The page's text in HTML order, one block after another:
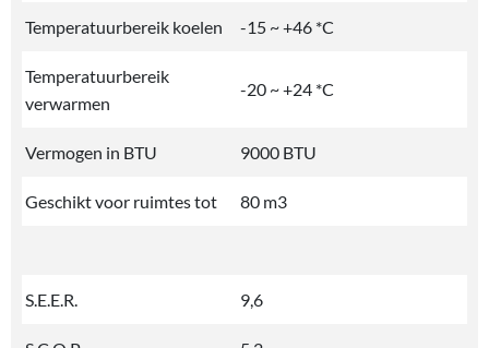
Temperatuurbereik koelen -15 ~ +46 *C
Temperatuurbereik
verwarmen
-20 ~ +24 *C
Vermogen in BTU 9000 BTU
Geschikt voor ruimtes tot 80 m3
S.E.E.R. 9,6